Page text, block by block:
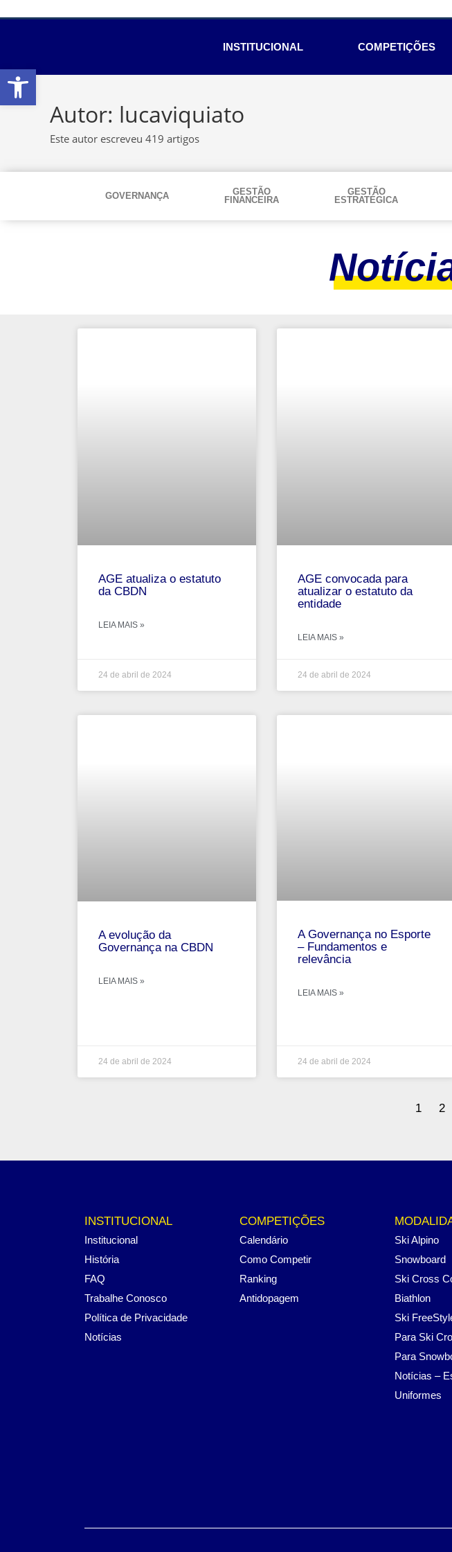
INSTITUCIONAL COMPETIÇÕES
Autor: lucaviquiato
Este autor escreveu 419 artigos
GOVERNANÇA
GESTÃO
FINANCEIRA
GESTÃO
ESTRATÉGICA
AGE atualiza o estatuto
da CBDN
LEIA MAIS »
24 de abril de 2024
AGE convocada para
atualizar o estatuto da
entidade
LEIA MAIS »
24 de abril de 2024
A evolução da
Governança na CBDN
LEIA MAIS »
24 de abril de 2024
A Governança no Esporte
– Fundamentos e
relevância
LEIA MAIS »
24 de abril de 2024
1 2
INSTITUCIONAL
Institucional
História
FAQ
Trabalhe Conosco
Política de Privacidade
Notícias
COMPETIÇÕES
Calendário
Como Competir
Ranking
Antidopagem
Ski Alpino
Snowboard
Ski Cross
Biathlon
Ski
Para Ski
Para
Notícias –
Uniformes
Abrir a barra de ferramentas